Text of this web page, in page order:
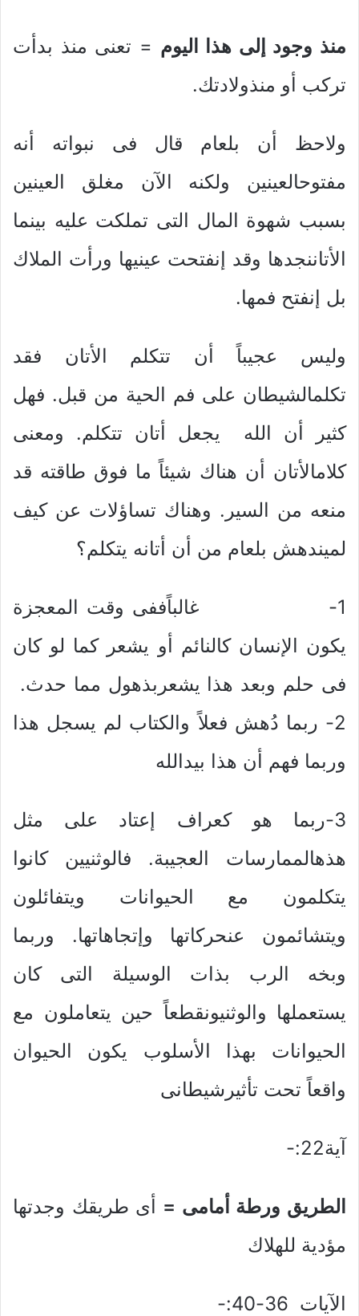
منذ وجود إلى هذا اليوم = تعنى منذ بدأت
تركب أو منذولادتك.
ولاحظ أن بلعام قال فى نبواته أنه
مفتوحالعينين ولكنه الآن مغلق العينين
بسبب شهوة المال التى تملكت عليه بينما
الأتاننجدها وقد إنفتحت عينيها ورأت الملاك
بل إنفتح فمها.
وليس عجيباً أن تتكلم الأتان فقد
تكلمالشيطان على فم الحية من قبل. فهل
كثير أن الله يجعل أتان تتكلم. ومعنى
كلامالأتان أن هناك شيئاً ما فوق طاقته قد
منعه من السير. وهناك تساؤلات عن كيف
لميندهش بلعام من أن أتانه يتكلم؟
1- غالباًففى وقت المعجزة
يكون الإنسان كالنائم أو يشعر كما لو كان
فى حلم وبعد هذا يشعربذهول مما حدث.
2- ربما دُهش فعلاً والكتاب لم يسجل هذا
وربما فهم أن هذا بيدالله
3-ربما هو كعراف إعتاد على مثل
هذهالممارسات العجيبة. فالوثنيين كانوا
يتكلمون مع الحيوانات ويتفائلون
ويتشائمون عنحركاتها وإتجاهاتها. وربما
وبخه الرب بذات الوسيلة التى كان
يستعملها والوثنيونقطعاً حين يتعاملون مع
الحيوانات بهذا الأسلوب يكون الحيوان
واقعاً تحت تأثيرشيطانى
آية22:-
الطريق ورطة أمامى = أى طريقك وجدتها
مؤدية للهلاك
الآيات 36-40:-